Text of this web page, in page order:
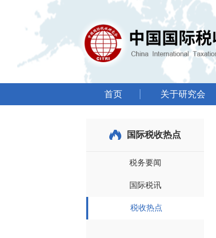
首页 关于研究会
国际税收热点
税务要闻
国际税讯
税收热点